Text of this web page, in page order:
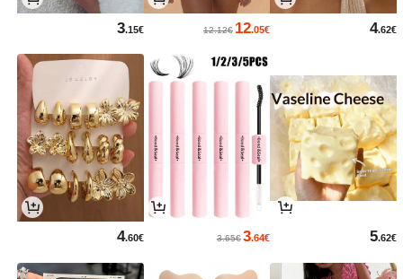
4.62€
12.05€
12.12€
3.15€
5.62€
3.64€
3.65€
4.60€